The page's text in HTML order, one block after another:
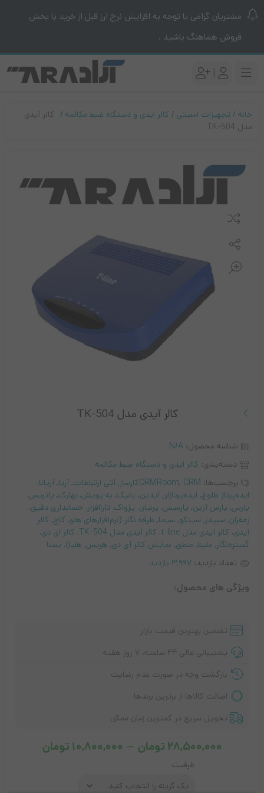
مشتریان گرامی با توجه به افزایش نرخ ارز قبل از خرید با بخش
فروش هماهنگ باشید .
|
خانه تجهیزات امنیتی کالر ایدی و دستگاه ضبط مکالمه
کالر آیدی
مدل TK-504
کالر آیدی مدل TK-504
شناسه محصول: N/A
دسته‌بندی: کالر ایدی و دستگاه ضبط مکالمه
برچسب‌ها:
CRMRoom, CRMکارساز , آتی ارتباطات, آریا, آریانا,
ایده‌پرداز طلوع, ایده‌پردازان آیدین, بانیک, به پویش, بهارک, پاتریس,
پارس, پارس آرین, پارمیس, پرنیان, پژواک, تاراافزار, حسابداری دقیق,
زعفران, سپیدز, سیتکو, سیما, طرفه نگار (نرم‌افزارهای هلو, کاج, کالر
آیدی, کالر آیدی مدل t-line , کالر آیدی مدل TK-504 , کالر ای دی,
گستره‌نگار, ملینا, منطق, نمایش کالر آی دی, هریس, هلیا‌), یسنا
تعداد بازدید: 3,997 بازدید
ویژگی های محصول:
تضمین بهترین قیمت بازار
پشتیبانی عالی ۲۴ ساعته، ۷ روز هفته
بازگشت وجه در صورت عدم رضایت
اصالت کالاها از برترین برندها
تحویل سریع در کمترین زمان ممکن
28,500,000 تومان –
10,800,000 تومان
ظرفیت